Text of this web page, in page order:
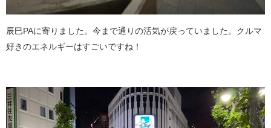
辰巳PAに寄りました。今まで通りの活気が戻っていました。クルマ
好きのエネルギーはすごいですね！